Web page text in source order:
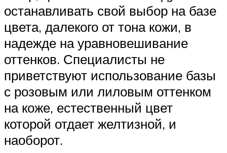
останавливать свой выбор на базе
цвета, далекого от тона кожи, в
надежде на уравновешивание
оттенков. Специалисты не
приветствуют использование базы
с розовым или лиловым оттенком
на коже, естественный цвет
которой отдает желтизной, и
наоборот.